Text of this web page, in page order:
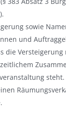
sowie
und
die Versteigerung
steht.